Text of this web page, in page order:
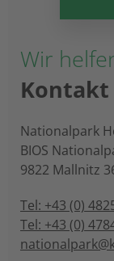
Wir
Kontakt
Nationalpark
BIOS
9822 Mallnitz
Tel: +43 (0)
Tel: +43 (0)